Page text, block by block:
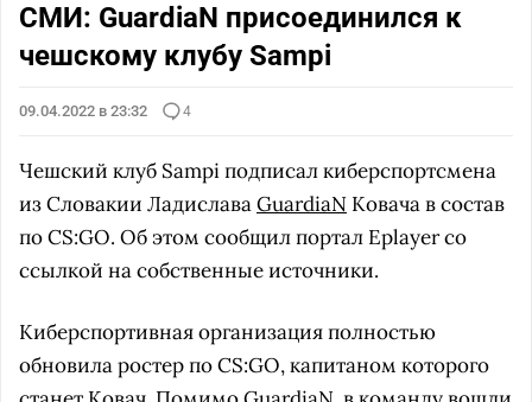
СМИ: GuardiaN присоединился к
чешскому клубу Sampi
09.04.2022 в 23:32 4
Чешский клуб Sampi подписал киберспортсмена
из Словакии ЛадиславаGuardiaN Ковача в состав
по CS:GO. Об этом сообщил портал Eplayer со
ссылкой на собственные источники.
Киберспортивная организация полностью
обновила ростер по CS:GO, капитаном которого